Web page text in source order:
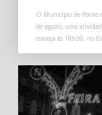
O Município de Ponte
de agosto, uma
começa às 18h30, no